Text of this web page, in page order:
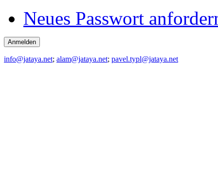
Neues Passwort
info@jataya.net; alam@jataya.net; pavel.typl@jataya.net